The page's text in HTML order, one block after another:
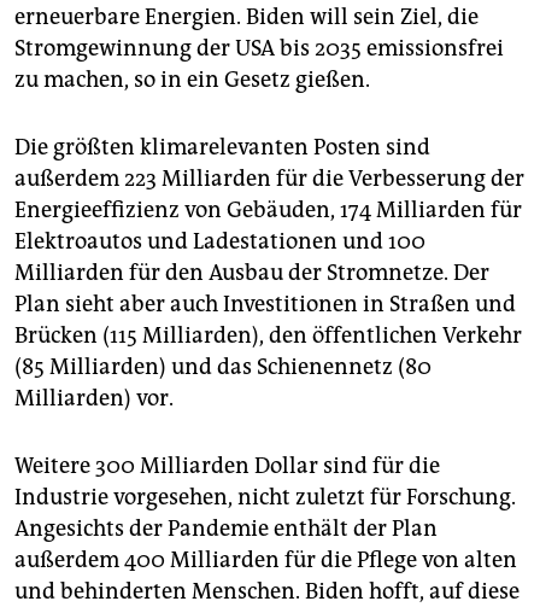
erneuerbare Energien. Biden will sein Ziel, die
Stromgewinnung der USA bis 2035 emissionsfrei
zu machen, so in ein Gesetz gießen.
Die größten klimarelevanten Posten sind
außerdem 223 Milliarden für die Verbesserung der
Energieeffizienz von Gebäuden, 174 Milliarden für
Elektroautos und Ladestationen und 100
Milliarden für den Ausbau der Stromnetze. Der
Plan sieht aber auch Investitionen in Straßen und
Brücken (115 Milliarden), den öffentlichen Verkehr
(85 Milliarden) und das Schienennetz (80
Milliarden) vor.
Weitere 300 Milliarden Dollar sind für die
Industrie vorgesehen, nicht zuletzt für Forschung.
Angesichts der Pandemie enthält der Plan
außerdem 400 Milliarden für die Pflege von alten
und behinderten Menschen. Biden hofft, auf diese